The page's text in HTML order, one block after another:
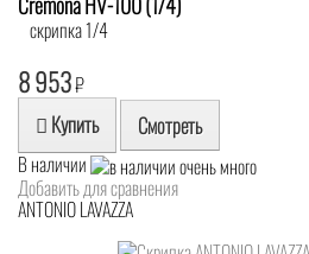
скрипка 1/4
8 953₽
Купить Смотреть
В наличии
Добавить для сравнения
ANTONIO LAVAZZA